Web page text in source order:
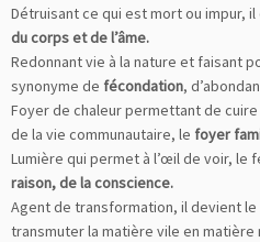
Détruisant ce qui est mort ou impur,
du corps et de l’âme.
Redonnant vie à la nature et faisant
synonyme de fécondation,
Foyer de chaleur permettant de
de la vie communautaire, le foyer
Lumière qui permet à l’œil de voir, le
raison, de la conscience.
Agent de transformation, il devient le
transmuter la matière vile en